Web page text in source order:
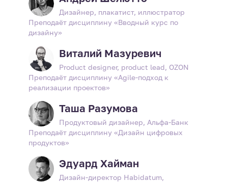
Дизайнер, плакатист, иллюстратор
Преподаёт дисциплину «Вводный курс по
дизайну»
Виталий Мазуревич
Product designer, product lead, OZON
Преподаёт дисциплину «Agile-подход к
реализации проектов»
Таша Разумова
Продуктовый дизайнер, Альфа-Банк
Преподаёт дисциплину «Дизайн цифровых
продуктов»
Эдуард Хайман
Дизайн-директор Habidatum,